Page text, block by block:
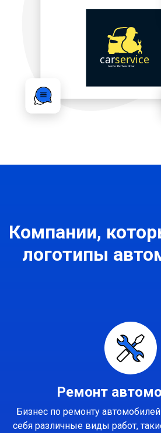
Компании,
логотипы
Ремонт
Бизнес по ремонту
себя различные виды работ,